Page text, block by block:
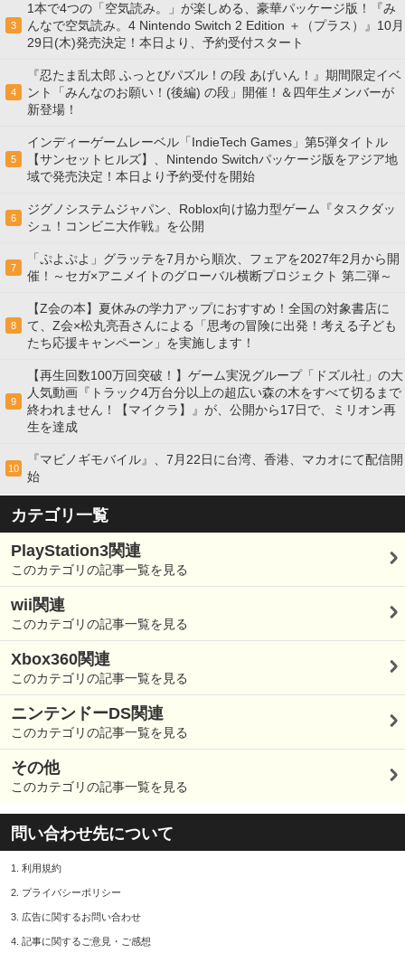
3
1本で4つの「空気読み。」が楽しめる、豪華パッケージ版！『み
んなで空気読み。4 Nintendo Switch 2 Edition ＋（プラス）』10月
29日(木)発売決定！本日より、予約受付スタート
4
『忍たま乱太郎 ふっとびパズル！の段 あげいん！』期間限定イベ
ント「みんなのお願い！(後編) の段」開催！＆四年生メンバーが
新登場！
5
インディーゲームレーベル「IndieTech Games」第5弾タイトル
【サンセットヒルズ】、Nintendo Switchパッケージ版をアジア地
域で発売決定！本日より予約受付を開始
6
ジグノシステムジャパン、Roblox向け協力型ゲーム『タスクダッ
シュ！コンビニ大作戦』を公開
7
「ぷよぷよ」グラッテを7月から順次、フェアを2027年2月から開
催！～セガ×アニメイトのグローバル横断プロジェクト 第二弾～
8
【Z会の本】夏休みの学力アップにおすすめ！全国の対象書店に
て、Z会×松丸亮吾さんによる「思考の冒険に出発！考える子ども
たち応援キャンペーン」を実施します！
9
【再生回数100万回突破！】ゲーム実況グループ「ドズル社」の大
人気動画『トラック4万台分以上の超広い森の木をすべて切るまで
終われません！【マイクラ】』が、公開から17日で、ミリオン再
生を達成
10
『マビノギモバイル』、7月22日に台湾、香港、マカオにて配信開
始
カテゴリ一覧
PlayStation3関連
このカテゴリの記事一覧を見る
wii関連
このカテゴリの記事一覧を見る
Xbox360関連
このカテゴリの記事一覧を見る
ニンテンドーDS関連
このカテゴリの記事一覧を見る
その他
このカテゴリの記事一覧を見る
問い合わせ先について
1. 利用規約
2. プライバシーポリシー
3. 広告に関するお問い合わせ
4. 記事に関するご意見・ご感想